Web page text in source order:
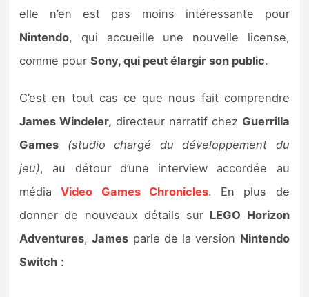
Sorties de jeux
Guides
elle n’en est pas moins intéressante pour
Nintendo, qui accueille une nouvelle license,
comme pourSony, qui peut élargir son public.
C’est en tout cas ce que nous fait comprendre
James Windeler, directeur narratif chez Guerrilla
Games
(studio chargé du développement du
jeu), au détour d’une interview accordée au
médiaVideo Games Chronicles. En plus de
donner de nouveaux détails sur LEGO Horizon
Adventures,James parle de la version Nintendo
Switch :